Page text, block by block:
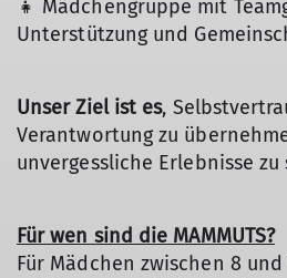
👧 Mädchengruppe mit
Unterstützung und
Unser Ziel ist es,
Verantwortung zu
unvergessliche Erlebnisse zu
Für wen sind die MAMMUTS?
Für Mädchen zwischen 8